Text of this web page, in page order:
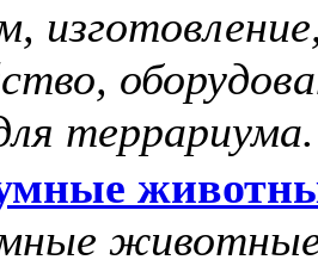
террариума.